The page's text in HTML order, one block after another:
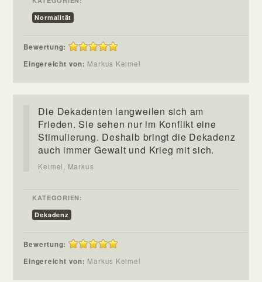
Normalität
Bewertung:
Eingereicht von: Markus Keimel
Die Dekadenten langweilen sich am
Frieden. Sie sehen nur im Konflikt eine
Stimulierung. Deshalb bringt die Dekadenz
auch immer Gewalt und Krieg mit sich.
Keimel, Markus
KATEGORIEN:
Dekadenz
Bewertung:
Eingereicht von: Markus Keimel